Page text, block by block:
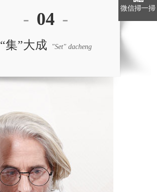
- 04 -
“集”大成 "Set" dacheng
微信掃一掃